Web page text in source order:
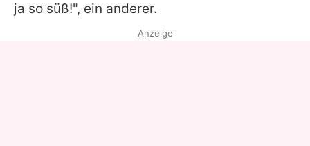
ja so süß!", ein anderer.
Anzeige